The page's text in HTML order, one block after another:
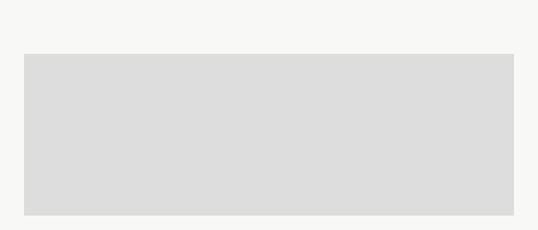
compact